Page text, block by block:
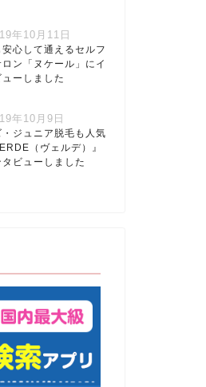
年10月11日
心して通えるセルフ
ロン「ヌケール」にイ
ューしました
年10月9日
・ジュニア脱毛も人気
（ヴェルデ）』
タビューしました